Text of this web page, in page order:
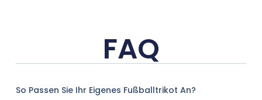
FAQ
So Passen Sie Ihr Eigenes Fußballtrikot An?